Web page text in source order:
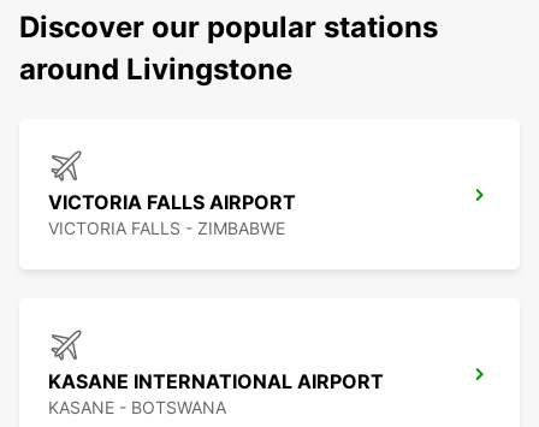
Discover our popular stations
around Livingstone
VICTORIA FALLS AIRPORT
VICTORIA FALLS - ZIMBABWE
KASANE INTERNATIONAL AIRPORT
KASANE - BOTSWANA